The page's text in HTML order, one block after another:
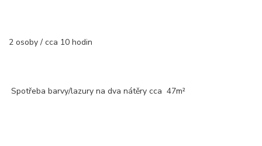
2 osoby / cca 10 hodin
Spotřeba barvy/lazury na dva nátěry cca 47m²